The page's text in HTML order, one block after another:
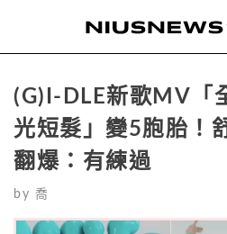
(G)I-DLE新歌MV「
光短髮」變5胞胎！
翻爆：有練過
by 喬